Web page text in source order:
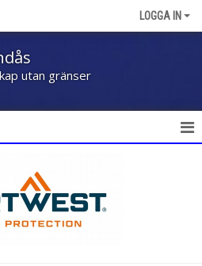
LOGGA IN
utan gränser